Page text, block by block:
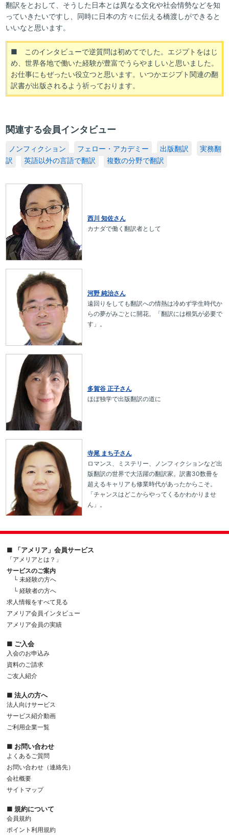
翻訳をとおして、そうした日本とは異なる文化や社会情勢などを知
っていきたいですし、同時に日本の方々に伝える橋渡しができると
いいなと思います。
■ このインタビューで逆質問は初めてでした。エジプトをはじ
め、世界各地で働いた経験が豊富でうらやましいと思いました。
お仕事にもぜったい役立つと思います。いつかエジプト関連の翻
訳書が出版されるよう祈っております。
関連する会員インタビュー
ノンフィクション フェロー・アカデミー 出版翻訳
実務翻
訳
英語以外の言語で翻訳 複数の分野で翻訳
西川 知佐さん
カナダで働く翻訳者として
河野 純治さん
遠回りをしても翻訳への情熱は冷めず学生時代か
らの夢がみごとに開花。「翻訳には根気が必要で
す」。
多賀谷 正子さん
ほぼ独学で出版翻訳の道に
寺尾 まち子さん
ロマンス、ミステリー、ノンフィクションなど出
版翻訳の世界で大活躍の翻訳家。訳書30数冊を
超えるキャリアも修業時代があったからこそ。
「チャンスはどこからやってくるかわかりませ
ん」。
■ 「アメリア」会員サービス
「アメリアとは？」
サービスのご案内
└ 未経験の方へ
└ 経験者の方へ
求人情報をすべて見る
アメリア会員インタビュー
アメリア会員の実績
■ ご入会
入会のお申込み
資料のご請求
ご友人紹介
■ 法人の方へ
法人向けサービス
サービス紹介動画
ご利用企業一覧
■ お問い合わせ
よくあるご質問
お問い合わせ（連絡先）
会社概要
サイトマップ
■ 規約について
会員規約
ポイント利用規約